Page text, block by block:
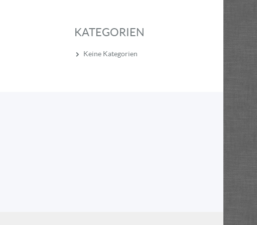
KATEGORIEN
Keine Kategorien